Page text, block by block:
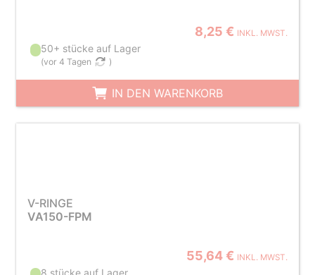
8,25 € INKL. MWST.
50+ stücke auf Lager
(vor 4 Tagen )
IN DEN WARENKORB
V-RINGE
VA150-FPM
55,64 € INKL. MWST.
8 stücke auf Lager